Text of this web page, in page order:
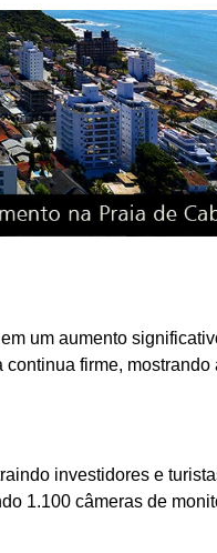
um aumento
continua firme,
investidores e
1.100 câmeras de